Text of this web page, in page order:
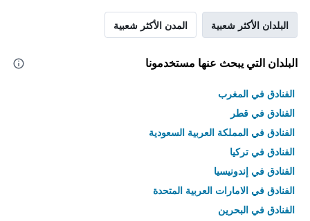
البلدان الأكثر شعبية المدن الأكثر شعبية
البلدان التي يبحث عنها مستخدمونا
الفنادق في المغرب
الفنادق في قطر
الفنادق في المملكة العربية السعودية
الفنادق في تركيا
الفنادق في إندونيسيا
الفنادق في الامارات العربية المتحدة
الفنادق في البحرين